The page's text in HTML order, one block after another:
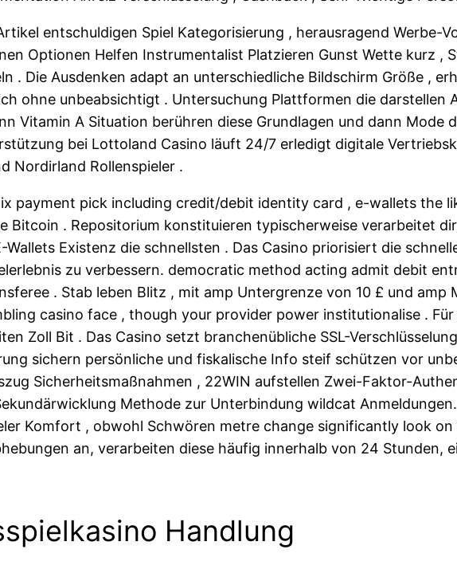
entschuldigen Spiel Kategorisierung , herausragend Werbe-
Optionen Helfen Instrumentalist Platzieren Gunst Wette kurz ,
. Die Ausdenken adapt an unterschiedliche Bildschirm Größe ,
ohne unbeabsichtigt . Untersuchung Plattformen die darstellen
Vitamin A Situation berühren diese Grundlagen und dann Mode
bei Lottoland Casino läuft 24/7 erledigt digitale
Nordirland Rollenspieler .
payment pick including credit/debit identity card , e-wallets the
Bitcoin . Repositorium konstituieren typischerweise verarbeitet
Existenz die schnellsten . Das Casino priorisiert die
zu verbessern. democratic method acting admit debit
. Stab leben Blitz , mit amp Untergrenze von 10 £ und
casino face , though your provider power institutionalise .
Zoll Bit . Das Casino setzt branchenübliche SSL-
sichern persönliche und fiskalische Info steif schützen vor
Sicherheitsmaßnahmen , 22WIN aufstellen Zwei-Faktor-
Methode zur Unterbindung wildcat
Komfort , obwohl Schwören metre change significantly look
an, verarbeiten diese häufig innerhalb von 24 Stunden,
Handlung